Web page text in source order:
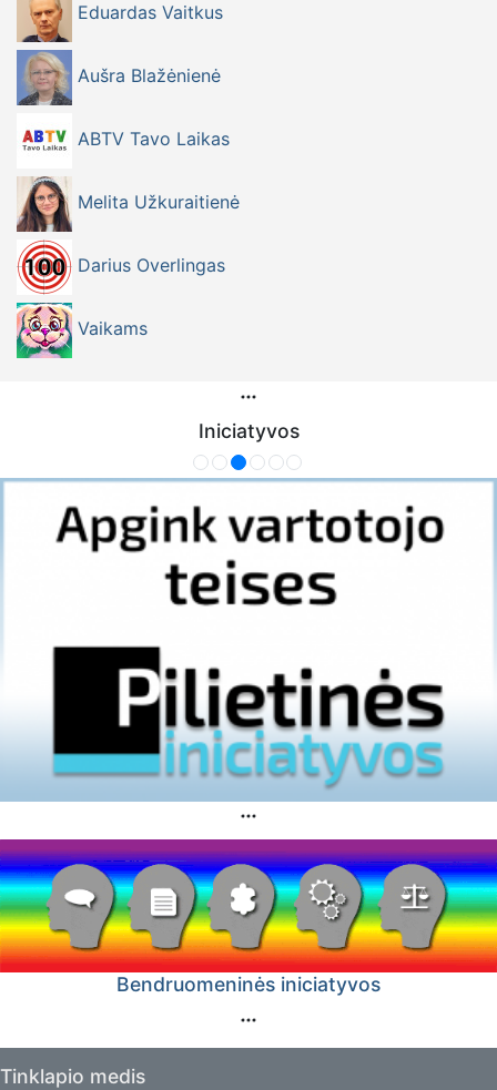
Eduardas Vaitkus
Aušra Blažėnienė
ABTV Tavo Laikas
Melita Užkuraitienė
Darius Overlingas
Vaikams
Iniciatyvos
Bendruomeninės iniciatyvos
Tinklapio medis